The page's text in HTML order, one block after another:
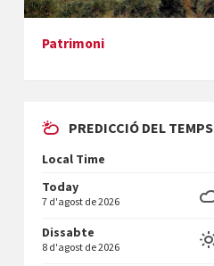
mare&quot;, d'Emma Zafon
En Bum
Patrimoni
PREDICCIÓ DEL TEMPS
Local Time
Today
7 d'agost de 2026
Dissabte
8 d'agost de 2026